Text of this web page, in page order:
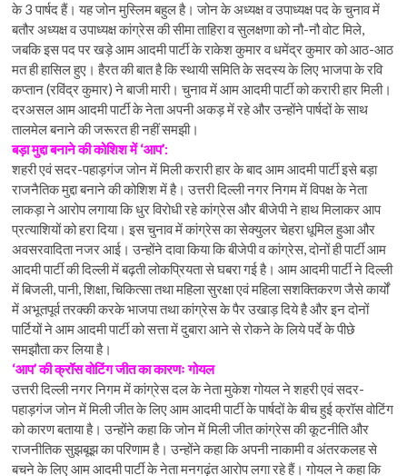
के 3 पार्षद हैं। यह जोन मुस्लिम बहुल है। जोन के अध्यक्ष व उपाध्यक्ष पद के चुनाव में
बतौर अध्यक्ष व उपाध्यक्ष कांग्रेस की सीमा ताहिरा व सुलक्षणा को नौ-नौ वोट मिले,
जबकि इस पद पर खड़े आम आदमी पार्टी के राकेश कुमार व धमेंद्र कुमार को आठ-आठ
मत ही हासिल हुए। हैरत की बात है कि स्थायी समिति के सदस्य के लिए भाजपा के रवि
कप्तान (रविंद्र कुमार) ने बाजी मारी। चुनाव में आम आदमी पार्टी को करारी हार मिली।
दरअसल आम आदमी पार्टी के नेता अपनी अकड़ में रहे और उन्होंने पार्षदों के साथ
तालमेल बनाने की जरूरत ही नहीं समझी।
बड़ा मुद्दा बनाने की कोशिश में ‘आप’:
शहरी एवं सदर-पहाड़गंज जोन में मिली करारी हार के बाद आम आदमी पार्टी इसे बड़ा
राजनैतिक मुद्दा बनाने की कोशिश में है। उत्तरी दिल्ली नगर निगम में विपक्ष के नेता
लाकड़ा ने आरोप लगाया कि धुर विरोधी रहे कांग्रेस और बीजेपी ने हाथ मिलाकर आप
प्रत्याशियों को हरा दिया। इस चुनाव में कांग्रेस का सेक्युलर चेहरा धूमिल हुआ और
अवसरवादिता नजर आई। उन्होंने दावा किया कि बीजेपी व कांग्रेस, दोनों ही पार्टी आम
आदमी पार्टी की दिल्ली में बढ़ती लोकप्रियता से घबरा गई है। आम आदमी पार्टी ने दिल्ली
में बिजली, पानी, शिक्षा, चिकित्सा तथा महिला सुरक्षा एवं महिला सशक्तिकरण जैसे कार्यों
में अभूतपूर्व तरक्की करके भाजपा तथा कांग्रेस के पैर उखाड़ दिये है और इन दोनों
पार्टियों ने आम आदमी पार्टी को सत्ता में दुबारा आने से रोकने के लिये पर्दे के पीछे
समझौता कर लिया है।
‘आप’ की क्रॉस वोटिंग जीत का कारणः गोयल
उत्तरी दिल्ली नगर निगम में कांग्रेस दल के नेता मुकेश गोयल ने शहरी एवं सदर-
पहाड़गंज जोन में मिली जीत के लिए आम आदमी पार्टी के पार्षदों के बीच हुई क्रॉस वोटिंग
को कारण बताया है। उन्होंने कहा कि जोन में मिली जीत कांग्रेस की कूटनीति और
राजनीतिक सुझबूझ का परिणाम है। उन्होंने कहा कि अपनी नाकामी व अंतरकलह से
बचने के लिए आम आदमी पार्टी के नेता मनगढ़ंत आरोप लगा रहे हैं। गोयल ने कहा कि